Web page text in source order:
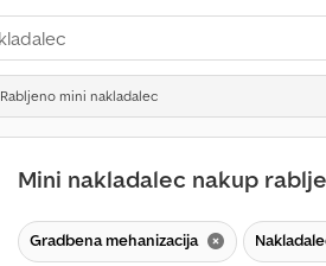
Rabljeno mini nakladalec
Mini nakladalec nakup
Gradbena mehanizacija